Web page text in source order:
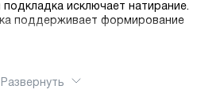
исключает натирание.
поддерживает формирование
Развернуть